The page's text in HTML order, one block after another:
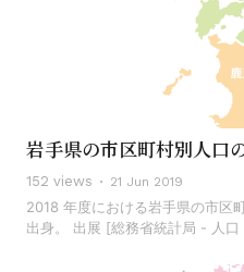
岩手県の市区町村別人口
152 views 21 Jun 2019
2018 年度における岩手県の市区
出身。 出展 [総務省統計局 - 人